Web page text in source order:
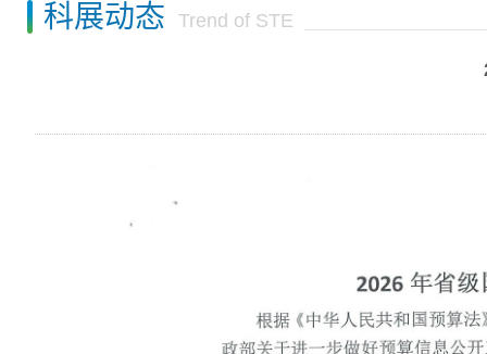
科展动态 Trend of STE